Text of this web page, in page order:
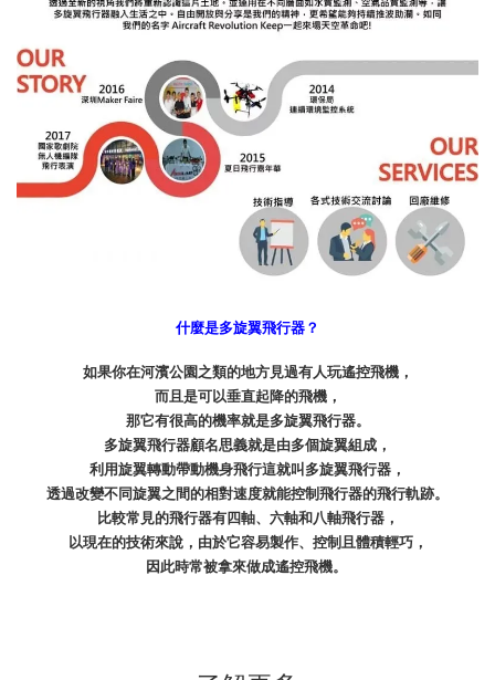
什麼是多旋翼飛行器？
如果你在河濱公園之類的地方見過有人玩遙控飛機，
而且是可以垂直起降的飛機，
那它有很高的機率就是多旋翼飛行器。
多旋翼飛行器顧名思義就是由多個旋翼組成，
利用旋翼轉動帶動機身飛行這就叫多旋翼飛行器，
透過改變不同旋翼之間的相對速度就能控制飛行器的飛行軌跡。
比較常見的飛行器有四軸、六軸和八軸飛行器，
以現在的技術來說，由於它容易製作、控制且體積輕巧，
因此時常被拿來做成遙控飛機。